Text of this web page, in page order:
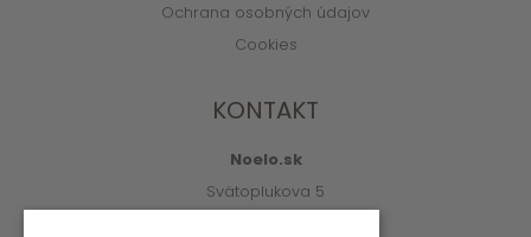
Ochrana osobných údajov
Cookies
KONTAKT
Noelo.sk
Svätoplukova 5